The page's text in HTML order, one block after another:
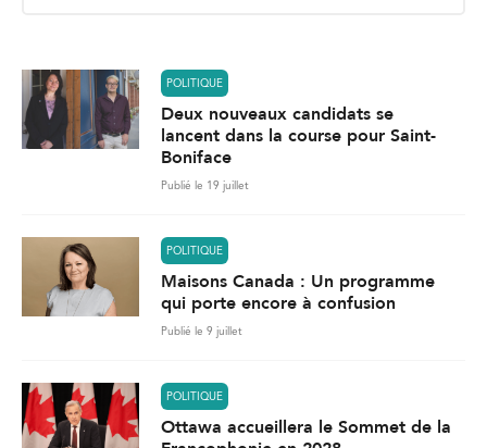
POLITIQUE
Deux nouveaux candidats se
lancent dans la course pour Saint-
Boniface
Publié le 19 juillet
POLITIQUE
Maisons Canada : Un programme
qui porte encore à confusion
Publié le 9 juillet
POLITIQUE
Ottawa accueillera le Sommet de la